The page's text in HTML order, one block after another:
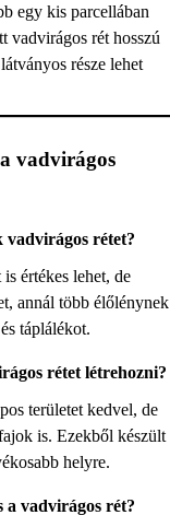
egy kis parcellában
vadvirágos rét hosszú
része lehet
vadvirágos
rétet?
értékes lehet, de
annál több élőlénynek
táplálékot.
rétet létrehozni?
területet kedvel, de
is. Ezekből készült
helyre.
a vadvirágos rét?